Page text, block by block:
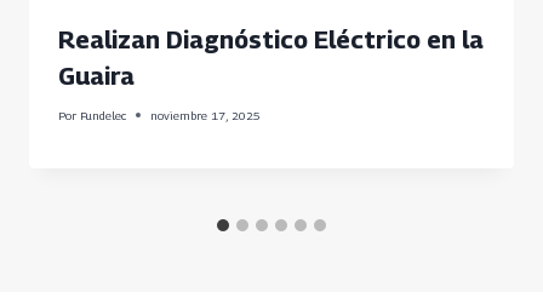
Realizan Diagnóstico Eléctrico en la
Guaira
Por Fundelec noviembre 17, 2025